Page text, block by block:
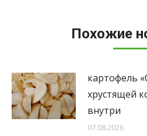
Похожие
картофель
хрустящей
внутри
07.08.2026